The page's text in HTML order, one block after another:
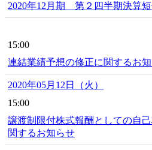
2020年12月期 第２四半期決算短
15:00
連結業績予想の修正に関するお
2020年05月12日（火）
15:00
譲渡制限付株式報酬としての自
関するお知らせ